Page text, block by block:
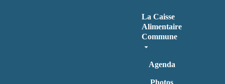
La Caisse
Alimentaire
Commune
Agenda
Photos